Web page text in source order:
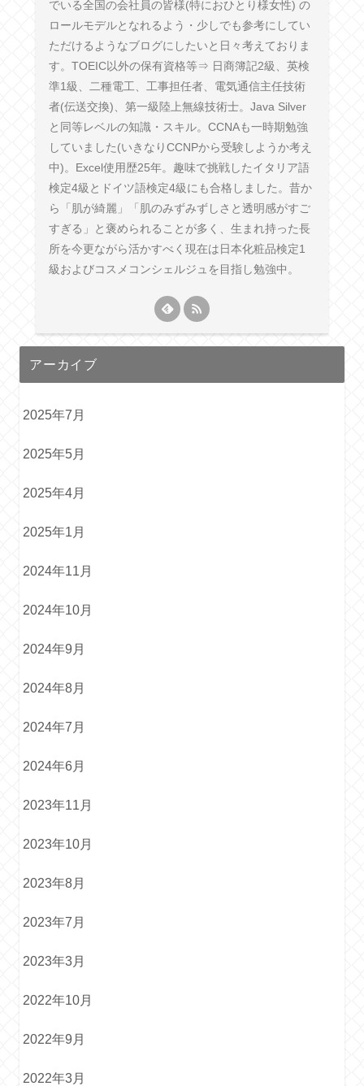
でいる全国の会社員の皆様(特におひとり様女性) の
ロールモデルとなれるよう・少しでも参考にしてい
ただけるようなブログにしたいと日々考えておりま
す。TOEIC以外の保有資格等⇒ 日商簿記2級、英検
準1級、二種電工、工事担任者、電気通信主任技術
者(伝送交換)、第一級陸上無線技術士。Java Silver
と同等レベルの知識・スキル。CCNAも一時期勉強
していました(いきなりCCNPから受験しようか考え
中)。Excel使用歴25年。趣味で挑戦したイタリア語
検定4級とドイツ語検定4級にも合格しました。昔か
ら「肌が綺麗」「肌のみずみずしさと透明感がすご
すぎる」と褒められることが多く、生まれ持った長
所を今更ながら活かすべく現在は日本化粧品検定1
級およびコスメコンシェルジュを目指し勉強中。
アーカイブ
2025年7月
2025年5月
2025年4月
2025年1月
2024年11月
2024年10月
2024年9月
2024年8月
2024年7月
2024年6月
2023年11月
2023年10月
2023年8月
2023年7月
2023年3月
2022年10月
2022年9月
2022年3月